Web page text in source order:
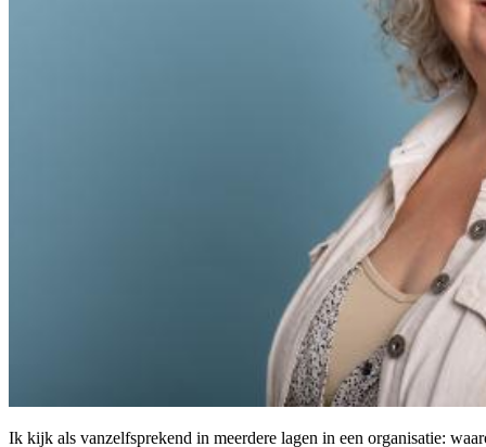
Ik kijk als vanzelfsprekend in meerdere lagen in een organisatie: